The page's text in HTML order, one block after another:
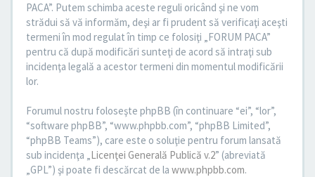
PACA”. Putem schimba aceste reguli oricând şi ne vom
strădui să vă informăm, deşi ar fi prudent să verificaţi aceşti
termeni în mod regulat în timp ce folosiţi „FORUM PACA”
pentru că după modificări sunteţi de acord să intraţi sub
incidenţa legală a acestor termeni din momentul modificării
lor.
Forumul nostru foloseşte phpBB (în continuare “ei”, “lor”,
“software phpBB”, “www.phpbb.com”, “phpBB Limited”,
“phpBB Teams”), care este o soluţie pentru forum lansată
sub incidenţa „Licenţei Generală Publică v.2” (abreviată
„GPL”) şi poate fi descărcat de la www.phpbb.com.